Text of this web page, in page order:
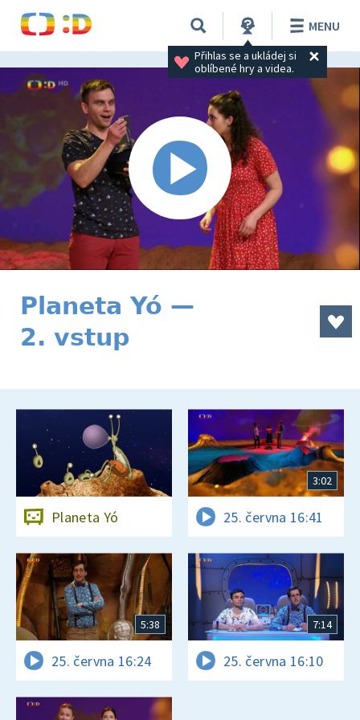
Přihlas se a ukládej si
oblíbené hry a videa.
MENU
Planeta Yó —
2. vstup
Planeta Yó
3:02
25. června 16:41
5:38
25. června 16:24
7:14
25. června 16:10